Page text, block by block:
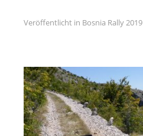
Veröffentlicht in Bosnia Rally 2019